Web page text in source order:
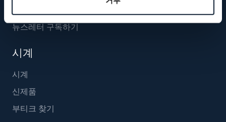
뉴스레터 구독하기
시계
시계
신제품
부티크 찾기